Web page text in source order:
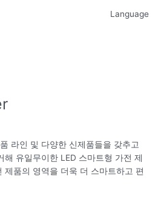
Language
라인 및 다양한 신제품들을 갖추고
해 유일무이한 LED 스마트형 가전 제
제품의 영역을 더욱 더 스마트하고 편